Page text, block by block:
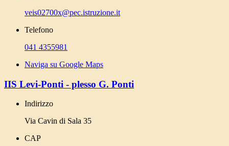
veis02700x@pec.istruzione.it
Telefono
041 4355981
Naviga su Google Maps
IIS Levi-Ponti - plesso G. Ponti
Indirizzo
Via Cavin di Sala 35
CAP